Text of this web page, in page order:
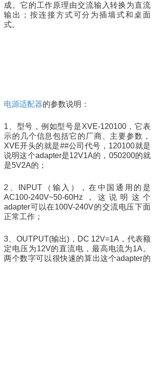
成。它的工作原理由交流输入转换为直流
输出；按连接方式可分为插墙式和桌面
式。
电源适配器的参数说明：
1、型号，例如型号是XVE-120100，它表
示的几个信息包括它的厂商、主要参数，
XVE开头的就是##公司代号，120100就是
说明这个adapter是12V1A的，050200的就
是5V2A的；
2、INPUT（输入），在中国通用的是
AC100-240V~50-60Hz，这说明这个
adapter可以在100V-240V的交流电压下面
正常工作；
3、OUTPUT(输出)，DC 12V=1A，代表额
定电压为12V的直流电，最高电流为1A。
两个数字可以很快速的算出这个adapter的